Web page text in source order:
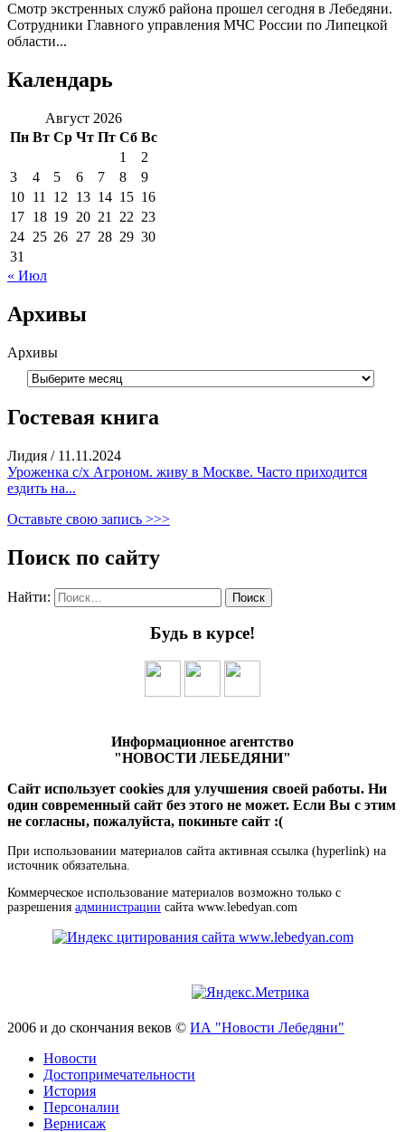
Смотр экстренных служб района прошел сегодня в Лебедяни.
Сотрудники Главного управления МЧС России по Липецкой
области...
Календарь
Август 2026
Пн Вт Ср Чт Пт Сб Вс
1
2
3
4 5 6 7 8
9
10 11 12 13 14 15 16
17 18 19 20 21 22 23
24 25 26 27 28 29 30
31
« Июл
Архивы
Архивы
Гостевая книга
Лидия / 11.11.2024
Уроженка с/х Агроном. живу в Москве. Часто приходится
ездить на...
Оставьте свою запись >>>
Поиск по сайту
Найти:
Будь в курсе!
Информационное агентство
"НОВОСТИ ЛЕБЕДЯНИ"
Сайт использует cookies для улучшения своей работы. Ни
один современный сайт без этого не может. Если Вы с этим
не согласны, пожалуйста, покиньте сайт :(
При использовании материалов сайта активная ссылка (hyperlink) на
источник обязательна.
Коммерческое использование материалов возможно только с
разрешения администрации сайта www.lebedyan.com
2006 и до скончания веков © ИА "Новости Лебедяни"
Новости
Достопримечательности
История
Персоналии
Вернисаж